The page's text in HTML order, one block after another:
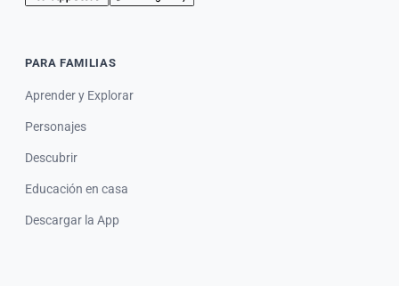
PARA FAMILIAS
Aprender y Explorar
Personajes
Descubrir
Educación en casa
Descargar la App